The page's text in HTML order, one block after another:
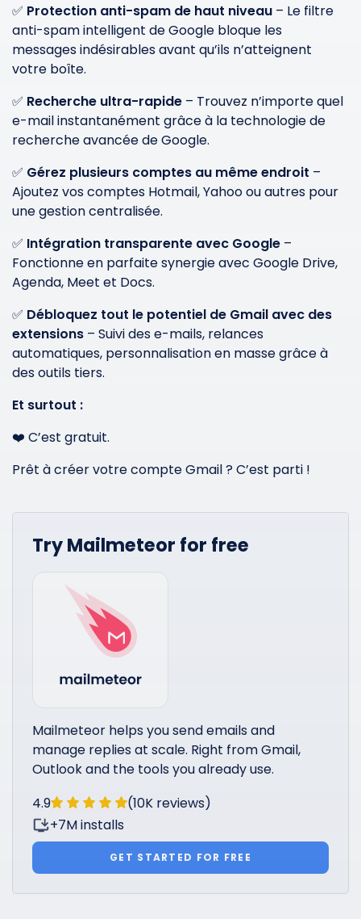
✅ Protection anti-spam de haut niveau – Le filtre
anti-spam intelligent de Google bloque les
messages indésirables avant qu’ils n’atteignent
votre boîte.
✅ Recherche ultra-rapide – Trouvez n’importe quel
e-mail instantanément grâce à la technologie de
recherche avancée de Google.
✅ Gérez plusieurs comptes au même endroit –
Ajoutez vos comptes Hotmail, Yahoo ou autres pour
une gestion centralisée.
✅ Intégration transparente avec Google –
Fonctionne en parfaite synergie avec Google Drive,
Agenda, Meet et Docs.
✅ Débloquez tout le potentiel de Gmail avec des
extensions – Suivi des e-mails, relances
automatiques, personnalisation en masse grâce à
des outils tiers.
Et surtout :
❤️ C’est gratuit.
Prêt à créer votre compte Gmail ? C’est parti !
Try Mailmeteor for free
Mailmeteor helps you send emails and
manage replies at scale. Right from Gmail,
Outlook and the tools you already use.
4.9
(10K reviews)
+7M installs
GET STARTED FOR FREE